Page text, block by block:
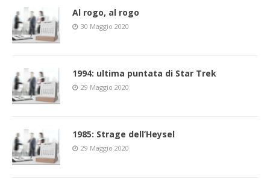
Al rogo, al rogo
30 Maggio 2020
1994: ultima puntata di Star Trek
29 Maggio 2020
1985: Strage dell’Heysel
29 Maggio 2020